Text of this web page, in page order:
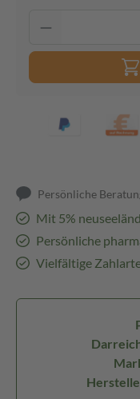
Persönliche
Mit 5%
Persönliche
Vielfältige